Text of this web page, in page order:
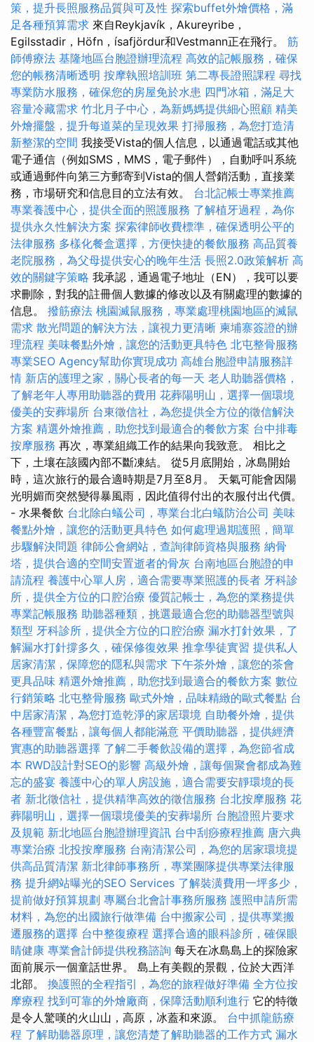
策，提升長照服務品質與可及性 探索buffet外燴價格，滿
足各種預算需求 來自Reykjavík，Akureyribe，
Egilsstadir，Höfn，ísafjördur和Vestmann正在飛行。 筋
師傅療法 基隆地區台胞證辦理流程 高效的記帳服務，確保
您的帳務清晰透明 按摩執照培訓班 第二專長證照課程 尋找
專業防水服務，確保您的房屋免於水患 四門冰箱，滿足大
容量冷藏需求 竹北月子中心，為新媽媽提供細心照顧 精美
外燴擺盤，提升每道菜的呈現效果 打掃服務，為您打造清
新整潔的空間 我接受Vista的個人信息，以通過電話或其他
電子通信（例如SMS，MMS，電子郵件），自動呼叫系統
或通過郵件向第三方郵寄到Vista的個人營銷活動，直接業
務，市場研究和信息目的立法有效。 台北記帳士專業推薦
專業養護中心，提供全面的照護服務 了解植牙過程，為你
提供永久性解決方案 探索律師收費標準，確保透明公平的
法律服務 多樣化餐盒選擇，方便快捷的餐飲服務 高品質養
老院服務，為父母提供安心的晚年生活 長照2.0政策解析 高
效的關鍵字策略 我承認，通過電子地址（EN），我可以要
求刪除，對我的註冊個人數據的修改以及有關處理的數據的
信息。 撥筋療法 桃園滅鼠服務，專業處理桃園地區的滅鼠
需求 散光問題的解決方法，讓視力更清晰 柬埔寨簽證的辦
理流程 美味餐點外燴，讓您的活動更具特色 北屯整骨服務
專業SEO Agency幫助你實現成功 高雄台胞證申請服務詳
情 新店的護理之家，關心長者的每一天 老人助聽器價格，
了解老年人專用助聽器的費用 花葬陽明山，選擇一個環境
優美的安葬場所 台東徵信社，為您提供全方位的徵信解決
方案 精選外燴推薦，助您找到最適合的餐飲方案 台中排毒
按摩服務 再次，專業組織工作的結果向我致意。 相比之
下，土壤在該國內部不斷凍結。 從5月底開始，冰島開始
時，這次旅行的最合適時期是7月至8月。 天氣可能會因陽
光明媚而突然變得暴風雨，因此值得付出的衣服付出代價。
- 水果餐飲 台北除白蟻公司，專業台北白蟻防治公司 美味
餐點外燴，讓您的活動更具特色 如何處理過期護照，簡單
步驟解決問題 律師公會網站，查詢律師資格與服務 納骨
塔，提供合適的空間安置逝者的骨灰 台南地區台胞證的申
請流程 養護中心單人房，適合需要專業照護的長者 牙科診
所，提供全方位的口腔治療 優質記帳士，為您的業務提供
專業記帳服務 助聽器種類，挑選最適合您的助聽器型號與
類型 牙科診所，提供全方位的口腔治療 漏水打針效果，了
解漏水打針撐多久，確保修復效果 推拿學徒實習 提供私人
居家清潔，保障您的隱私與需求 下午茶外燴，讓您的茶會
更具品味 精選外燴推薦，助您找到最適合的餐飲方案 數位
行銷策略 北屯整骨服務 歐式外燴，品味精緻的歐式餐點 台
中居家清潔，為您打造乾淨的家居環境 自助餐外燴，提供
各種豐富餐點，讓每個人都能滿意 平價助聽器，提供經濟
實惠的助聽器選擇 了解二手餐飲設備的選擇，為您節省成
本 RWD設計對SEO的影響 高級外燴，讓每個聚會都成為難
忘的盛宴 養護中心的單人房設施，適合需要安靜環境的長
者 新北徵信社，提供精準高效的徵信服務 台北按摩服務 花
葬陽明山，選擇一個環境優美的安葬場所 台胞證照片要求
及規範 新北地區台胞證辦理資訊 台中刮痧療程推薦 唐六典
專業治療 北投按摩服務 台南清潔公司，為您的居家環境提
供高品質清潔 新北律師事務所，專業團隊提供專業法律服
務 提升網站曝光的SEO Services 了解裝潢費用一坪多少，
提前做好預算規劃 專屬台北會計事務所服務 護照申請所需
材料，為您的出國旅行做準備 台中搬家公司，提供專業搬
遷服務的選擇 台中整復療程 選擇合適的眼科診所，確保眼
睛健康 專業會計師提供稅務諮詢 每天在冰島島上的探險家
面前展示一個童話世界。 島上有美觀的景觀，位於大西洋
北部。 換護照的全程指引，為您的旅程做好準備 全方位按
摩療程 找到可靠的外燴廠商，保障活動順利進行 它的特徵
是令人驚嘆的火山山，高原，冰蓋和來源。 台中抓龍筋療
程 了解助聽器原理，讓您清楚了解助聽器的工作方式 漏水